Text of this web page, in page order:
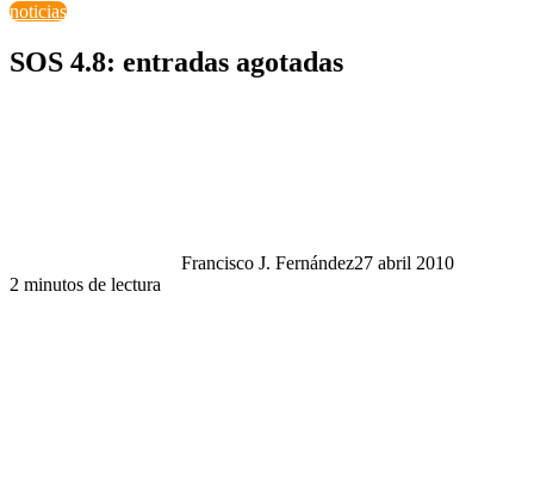
noticias
SOS 4.8: entradas agotadas
Francisco J. Fernández27 abril 2010
2 minutos de lectura